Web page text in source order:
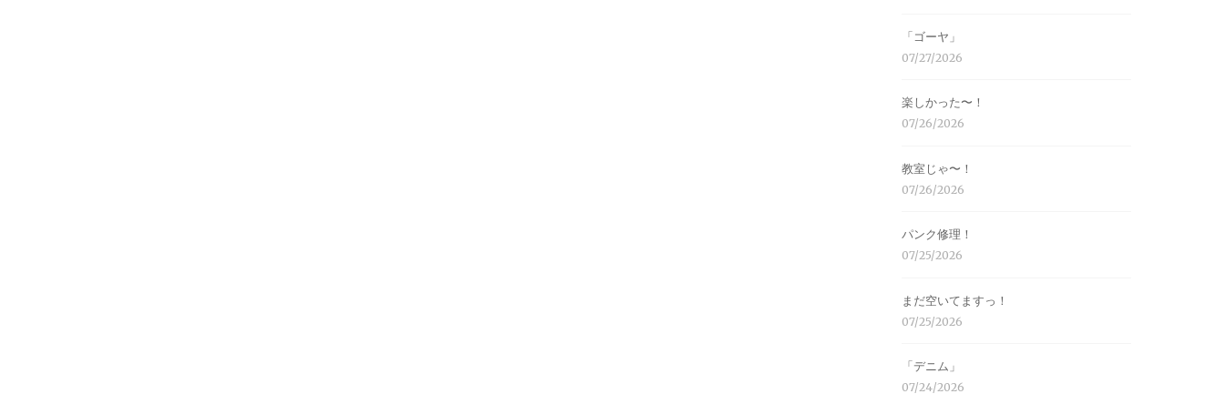
「ゴーヤ」
07/27/2026
楽しかった〜！
07/26/2026
教室じゃ〜！
07/26/2026
パンク修理！
07/25/2026
まだ空いてますっ！
07/25/2026
「デニム」
07/24/2026